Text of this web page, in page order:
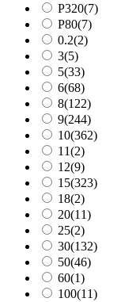
P320(7)
P80(7)
0.2(2)
3(5)
5(33)
6(68)
8(122)
9(244)
10(362)
11(2)
12(9)
15(323)
18(2)
20(11)
25(2)
30(132)
50(46)
60(1)
100(11)